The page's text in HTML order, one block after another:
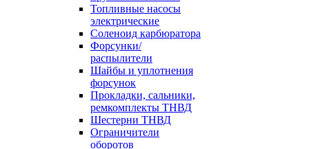
Топливные насосы
электрические
Соленоид карбюратора
Форсунки/
распылители
Шайбы и уплотнения
форсунок
Прокладки, сальники,
ремкомплекты ТНВД
Шестерни ТНВД
Ограничители
оборотов